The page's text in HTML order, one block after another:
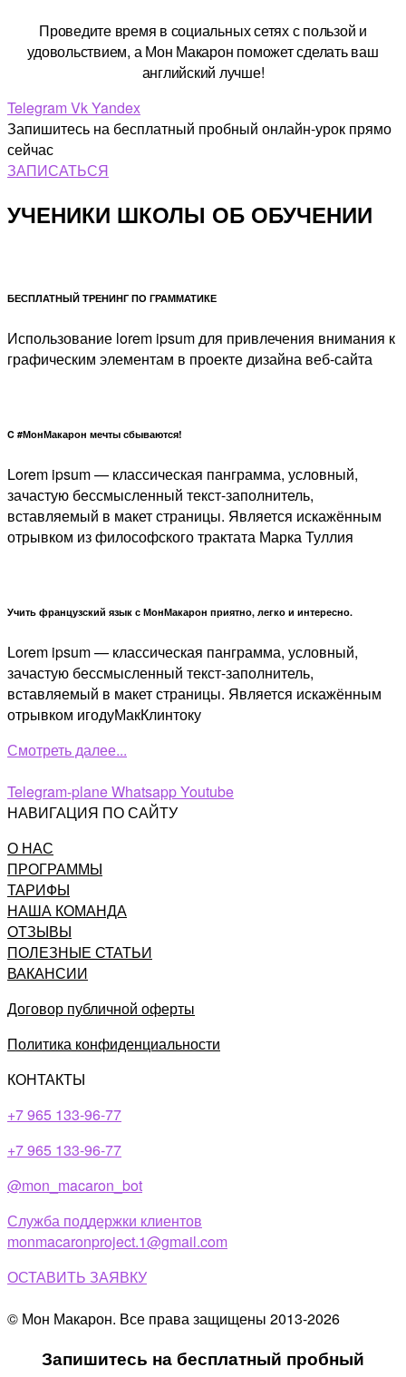
Проведите время в социальных сетях с пользой и
удовольствием, а Мон Макарон поможет сделать ваш
английский лучше!
TelegramVkYandex
Запишитесь на бесплатный пробный онлайн-урок прямо
сейчас
ЗАПИСАТЬСЯ
УЧЕНИКИ ШКОЛЫ ОБ ОБУЧЕНИИ
БЕСПЛАТНЫЙ ТРЕНИНГ ПО ГРАММАТИКЕ
Использование lorem ipsum для привлечения внимания к
графическим элементам в проекте дизайна веб-сайта
C #МонМакарон мечты сбываются!
Lorem ipsum — классическая панграмма, условный,
зачастую бессмысленный текст-заполнитель,
вставляемый в макет страницы. Является искажённым
отрывком из философского трактата Марка Туллия
Учить французский язык с МонМакарон приятно, легко и интересно.
Lorem ipsum — классическая панграмма, условный,
зачастую бессмысленный текст-заполнитель,
вставляемый в макет страницы. Является искажённым
отрывком игодуМакКлинтоку
Смотреть далее...
Telegram-planeWhatsappYoutube
НАВИГАЦИЯ ПО САЙТУ
О НАС
ПРОГРАММЫ
ТАРИФЫ
НАША КОМАНДА
ОТЗЫВЫ
ПОЛЕЗНЫЕ СТАТЬИ
ВАКАНСИИ
Договор публичной оферты
Политика конфиденциальности
КОНТАКТЫ
+7 965 133-96-77
+7 965 133-96-77​
@mon_macaron_bot
Служба поддержки клиентов
monmacaronproject.1@gmail.com
ОСТАВИТЬ ЗАЯВКУ
© Мон Макарон. Все права защищены 2013-2026
Запишитесь на бесплатный пробный